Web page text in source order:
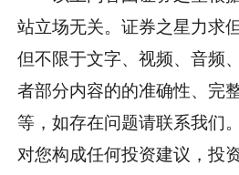
站立场无关。证券之星力求
但不限于文字、视频、音频
者部分内容的的准确性、完
等，如存在问题请联系我们
对您构成任何投资建议，投